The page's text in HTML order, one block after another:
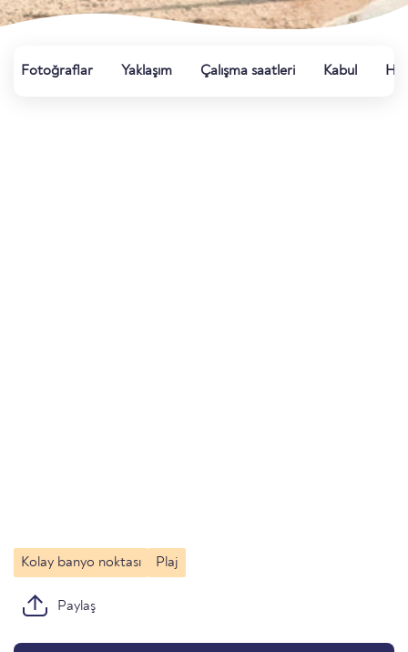
Fotoğraflar Yaklaşım Çalışma saatleri Kabul
Kolay banyo noktası Plaj
Paylaş